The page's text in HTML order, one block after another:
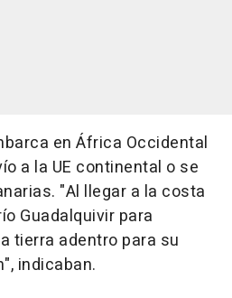
en África Occidental
a la UE continental o se
"Al llegar a la costa
Guadalquivir para
tierra adentro para su
indicaban.